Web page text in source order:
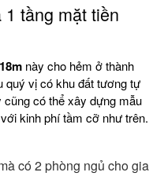
tầng mặt tiền
này cho hẻm ở thành
quý vị có khu đất tương tự
có thể xây dựng mẫu
kinh phí tầm cỡ như trên.
có 2 phòng ngủ cho gia